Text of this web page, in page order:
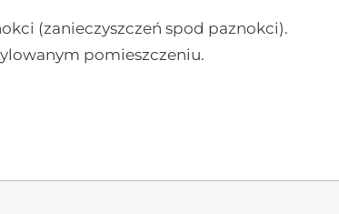
(zanieczyszczeń spod paznokci).
pomieszczeniu.